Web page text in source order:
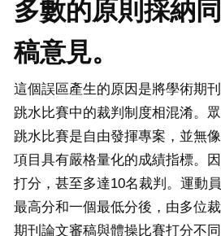
多數的原則採納
稿意見。
這個誤區產生的原因是將學術期
跳水比賽中的裁判制度相混淆。
跳水比賽是自由發揮專案，並無
項目具有嚴格量化的成績指標。
打分，甚至多達10名裁判。運動
最高分和一個最低分後，由多位
期刊論文審稿與體操比賽打分不